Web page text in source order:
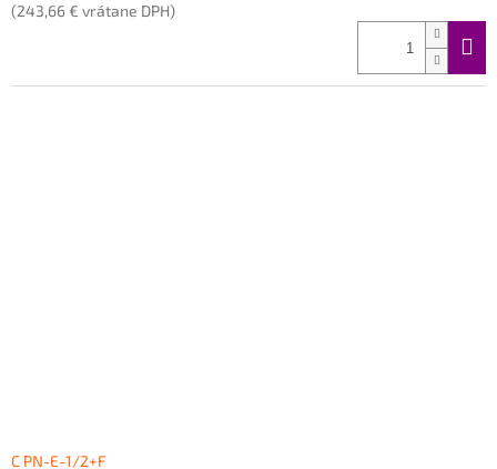
(243,66 € vrátane DPH)
C PN-E-1/2+F